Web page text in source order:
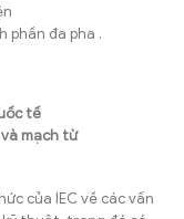
phần đa pha .
tế
và mạch từ
của IEC về các vấn